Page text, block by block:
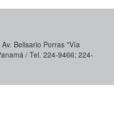
Belisario Porras "Vía
/ Tel. 224-9466; 224-